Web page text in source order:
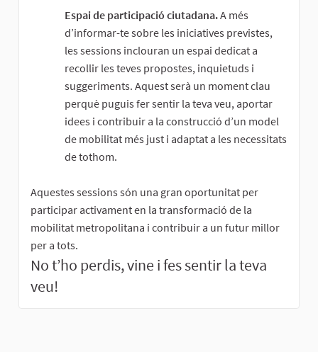
Espai de participació ciutadana.A més
d’informar-te sobre les iniciatives previstes,
les sessions inclouran un espai dedicat a
recollir les teves propostes, inquietuds i
suggeriments. Aquest serà un moment clau
perquè puguis fer sentir la teva veu, aportar
idees i contribuir a la construcció d’un model
de mobilitat més just i adaptat a les necessitats
de tothom.
Aquestes sessions són una gran oportunitat per
participar activament en la transformació de la
mobilitat metropolitana i contribuir a un futur millor
per a tots.
No t’ho perdis, vine i fes sentir la teva
veu!